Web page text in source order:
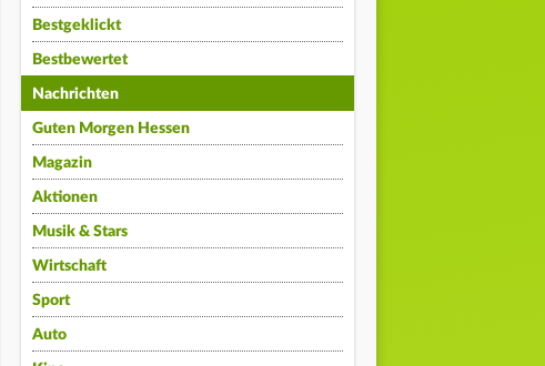
Bestgeklickt
Bestbewertet
Nachrichten
Guten Morgen Hessen
Magazin
Aktionen
Musik & Stars
Wirtschaft
Sport
Auto